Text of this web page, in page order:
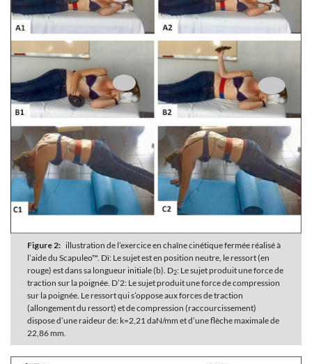
Figure 2: illustration de l’exercice en chaîne cinétique fermée réalisé à
l’aide du Scapuleo™. Dï: Le sujet est en position neutre, le ressort (en
rouge) est dans sa longueur initiale (b). D2: Le sujet produit une force de
traction sur la poignée. D’2: Le sujet produit une force de compression
sur la poignée. Le ressort qui s’oppose aux forces de traction
(allongement du ressort) et de compression (raccourcissement)
dispose d’une raideur de: k=2,21 daN/mm et d’une flèche maximale de
22,86 mm.